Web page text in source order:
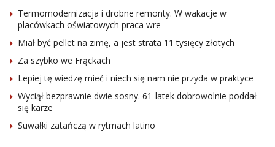
Termomodernizacja i drobne remonty. W wakacje w
placówkach oświatowych praca wre
Miał być pellet na zimę, a jest strata 11 tysięcy złotych
Za szybko we Frąckach
Lepiej tę wiedzę mieć i niech się nam nie przyda w praktyce
Wyciął bezprawnie dwie sosny. 61-latek dobrowolnie poddał
się karze
Suwałki zatańczą w rytmach latino